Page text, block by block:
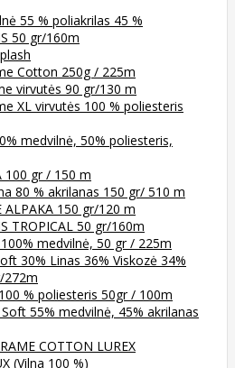
55 % poliakrilas 45 %
50 gr/160m
Cotton 250g / 225m
virvutės 90 gr/130 m
XL virvutės 100 % poliesteris
medvilnė, 50% poliesteris,
100 gr / 150 m
80 % akrilanas 150 gr/ 510 m
ALPAKA 150 gr/120 m
TROPICAL 50 gr/160m
medvilnė, 50 gr / 225m
30% Linas 36% Viskozė 34%
272m
% poliesteris 50gr / 100m
55% medvilnė, 45% akrilanas
COTTON LUREX
(Vilna 100 %)